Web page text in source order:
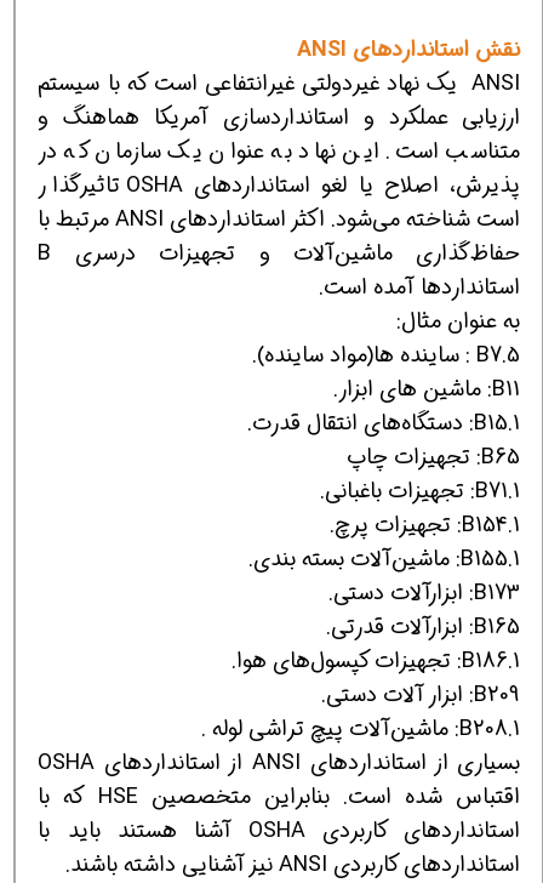
نقش استانداردهای ANSI
ANSI یك نهاد غیردولتی غیرانتفاعی است كه با سیستم
ارزیابی عملكرد و استانداردسازی آمریكا هماهنگ و
متناسب است. این نهاد به عنوان یك سازمان كه در
پذیرش، اصلاح یا لغو استانداردهای OSHA تاثیرگذار
است شناخته می‌شود. اكثر استانداردهای ANSI مرتبط با
حفاظ‌گذاری ماشین‌آلات و تجهیزات درسری B
استانداردها آمده است.
به عنوان مثال:
B7.5 : ساینده ها(مواد ساینده).
B11: ماشین های ابزار.
B15.1: دستگاه‌های انتقال قدرت.
B65: تجهیزات چاپ
B71.1: تجهیزات باغبانی.
B154.1: تجهیزات پرچ.
B155.1: ماشین‌آلات بسته بندی.
B173: ابزارآلات دستی.
B165: ابزارآلات قدرتی.
B186.1: تجهیزات كپسول‌های هوا.
B209: ابزار آلات دستی.
B208.1: ماشین‌آلات پیچ تراشی لوله .
بسیاری از استانداردهای ANSI از استانداردهای OSHA
اقتباس شده است. بنابراین متخصصین HSE كه با
استانداردهای كاربردی OSHA آشنا هستند باید با
استانداردهای كاربردی ANSI نیز آشنایی داشته باشند.